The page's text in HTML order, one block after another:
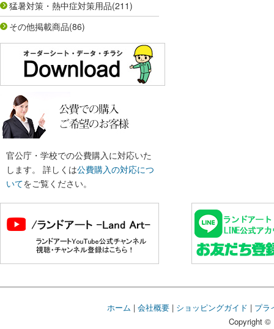
猛暑対策・熱中症対策用品(211)
その他掲載商品(86)
官公庁・学校での公費購入に対応いた
します。 詳しくは公費購入の対応につ
いてをご覧ください。
ホーム | 会社概要| ショッピングガイド | プラ
Copyright ©